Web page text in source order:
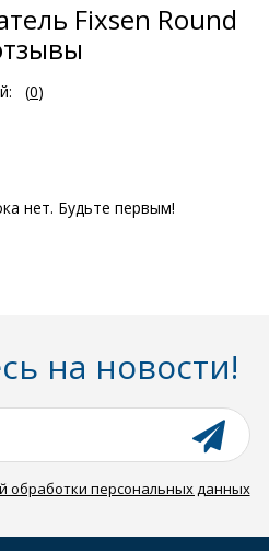
Fixsen Round
(0)
нет. Будьте первым!
на новости!
обработки персональных данных